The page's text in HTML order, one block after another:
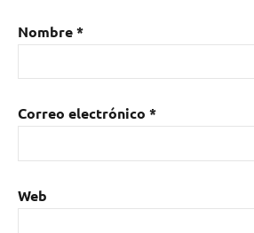
Nombre*
Correo electrónico *
Web